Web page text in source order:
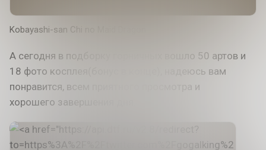
Kobayashi-san Chi no Maid Dragon
А сегодня в подборку горничных вошло 50 артов и
18 фото косплея(бонус в конце), надеюсь вам
понравится, всем приятного просмотра и
хорошего завершения дня.